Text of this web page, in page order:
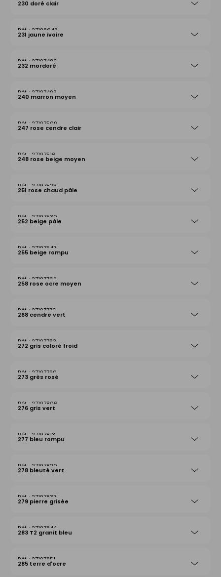
230 doré clair
27198643
231 jaune ivoire
27197486
232 mordoré
27197493
240 marron moyen
27197509
247 rose cendre clair
27197516
248 rose beige moyen
27197523
251 rose chaud pâle
27197530
252 beige pâle
27197547
255 beige rompu
27197769
258 rose ocre moyen
27197776
268 cendre vert
27197783
272 gris coloré froid
27197790
273 grès rosé
27197806
276 gris vert
27197813
277 bleu rompu
27197820
278 bleuté vert
27197837
279 pierre grisée
27197844
283 T2 granit bleu
27197851
285 terre d'ocre